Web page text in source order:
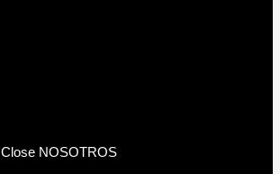
Close NOSOTROS